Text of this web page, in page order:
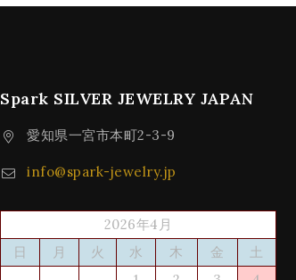
Spark SILVER JEWELRY JAPAN
愛知県一宮市本町2-3-9
info@spark-jewelry.jp
2026年4月
日
月 火 水 木 金
土